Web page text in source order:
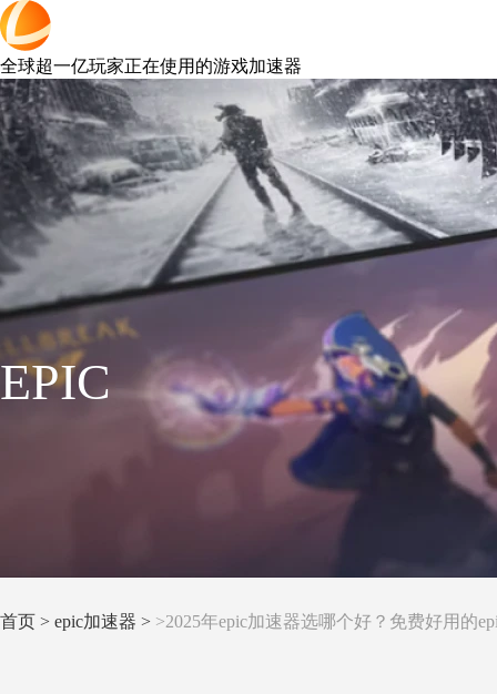
全球超一亿玩家正在使用的游戏加速器
EPIC
首页 > epic加速器 > >2025年epic加速器选哪个好？免费好用的